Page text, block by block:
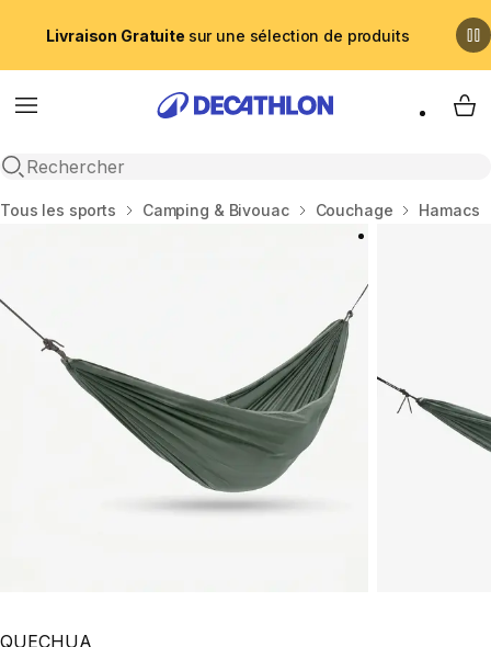
Livraison Gratuite sur une sélection de produits
Menu
Recherche ouverte
My
Accueil
Tous les sports Camping & Bivouac Couchage Hamacs
QUECHUA